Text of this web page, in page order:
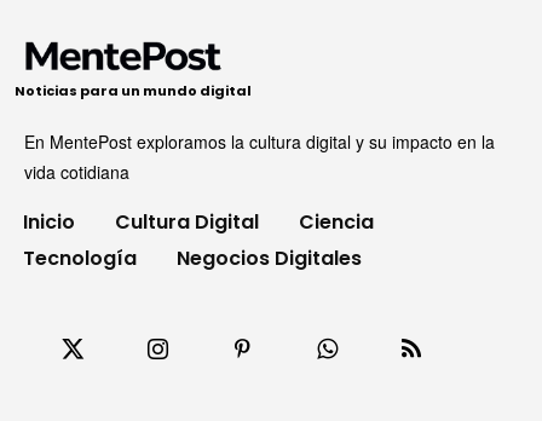
Noticias para un mundo digital
En MentePost exploramos la cultura digital y su impacto en la
vida cotidiana
Inicio Cultura Digital
Ciencia
Tecnología
Negocios Digitales